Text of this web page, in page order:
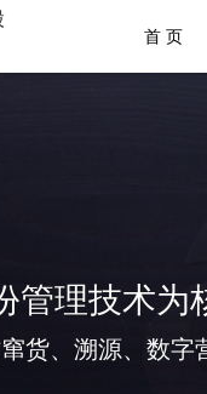
首 页
管理技术为
货、溯源、数字